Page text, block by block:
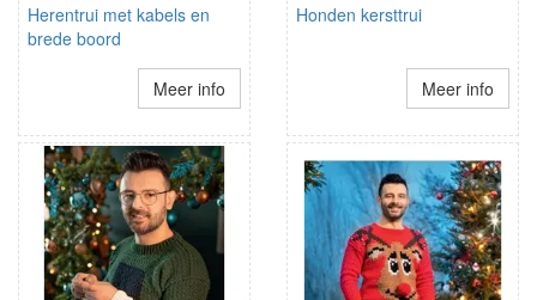
Herentrui met kabels en
brede boord
Meer info
Honden kersttrui
Meer info